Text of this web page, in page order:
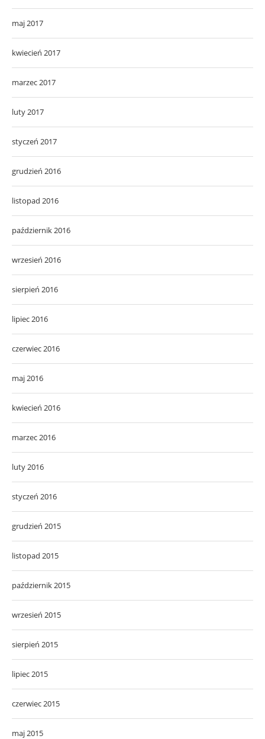
maj 2017
kwiecień 2017
marzec 2017
luty 2017
styczeń 2017
grudzień 2016
listopad 2016
październik 2016
wrzesień 2016
sierpień 2016
lipiec 2016
czerwiec 2016
maj 2016
kwiecień 2016
marzec 2016
luty 2016
styczeń 2016
grudzień 2015
listopad 2015
październik 2015
wrzesień 2015
sierpień 2015
lipiec 2015
czerwiec 2015
maj 2015